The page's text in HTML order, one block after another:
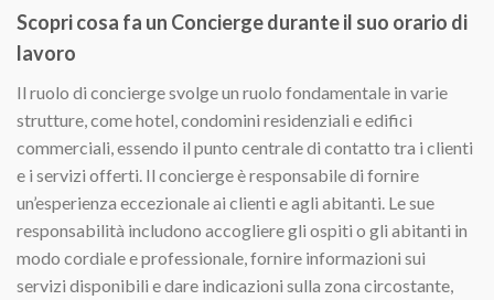
Scopri cosa fa un Concierge durante il suo orario di
lavoro
Il ruolo di concierge svolge un ruolo fondamentale in varie
strutture, come hotel, condomini residenziali e edifici
commerciali, essendo il punto centrale di contatto tra i clienti
e i servizi offerti. Il concierge è responsabile di fornire
un’esperienza eccezionale ai clienti e agli abitanti. Le sue
responsabilità includono accogliere gli ospiti o gli abitanti in
modo cordiale e professionale, fornire informazioni sui
servizi disponibili e dare indicazioni sulla zona circostante,